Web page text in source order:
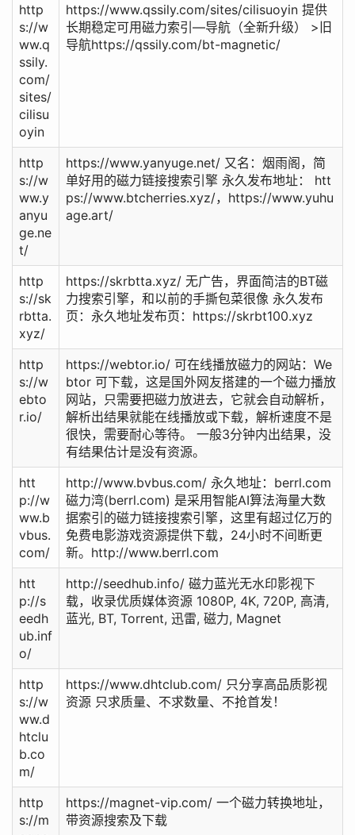
http
s://w
ww.q
ssily.
com/
sites/
cilisu
oyin
https://www.qssily.com/sites/cilisuoyin 提供
长期稳定可用磁力索引—导航（全新升级） >旧
导航https://qssily.com/bt-magnetic/
http
s://w
ww.y
anyu
ge.ne
t/
https://www.yanyuge.net/ 又名：烟雨阁，简
单好用的磁力链接搜索引擎 永久发布地址： htt
ps://www.btcherries.xyz/，https://www.yuhu
age.art/
http
s://sk
rbtta.
xyz/
https://skrbtta.xyz/ 无广告，界面简洁的BT磁
力搜索引擎，和以前的手撕包菜很像 永久发布
页：永久地址发布页：https://skrbt100.xyz
http
s://w
ebto
r.io/
https://webtor.io/ 可在线播放磁力的网站：We
btor 可下载，这是国外网友搭建的一个磁力播放
网站，只需要把磁力放进去，它就会自动解析，
解析出结果就能在线播放或下载，解析速度不是
很快，需要耐心等待。 一般3分钟内出结果，没
有结果估计是没有资源。
htt
p://w
ww.b
vbus.
com/
http://www.bvbus.com/ 永久地址：berrl.com
磁力湾(berrl.com) 是采用智能AI算法海量大数
据索引的磁力链接搜索引擎，这里有超过亿万的
免费电影游戏资源提供下载，24小时不间断更
新。http://www.berrl.com
htt
p://s
eedh
ub.inf
o/
http://seedhub.info/ 磁力蓝光无水印影视下
载，收录优质媒体资源 1080P, 4K, 720P, 高清,
蓝光, BT, Torrent, 迅雷, 磁力, Magnet
http
s://w
ww.d
htclu
b.co
m/
https://www.dhtclub.com/ 只分享高品质影视
资源 只求质量、不求数量、不抢首发！
http
s://m
https://magnet-vip.com/ 一个磁力转换地址，
带资源搜索及下载